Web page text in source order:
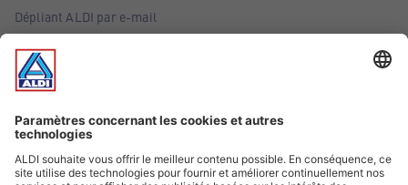
Dépliant ALDI par e-mail
Offres
Infos essentielles
Suivez ALDI Belgique